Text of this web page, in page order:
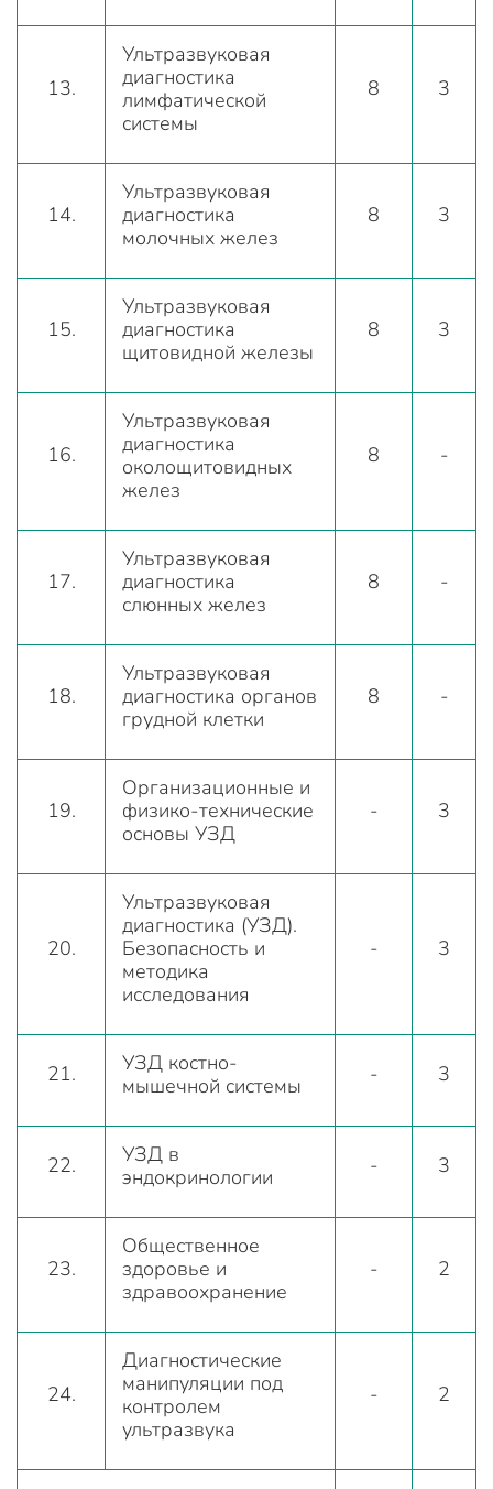
13.
Ультразвуковая
диагностика
лимфатической
системы
8 3
14.
Ультразвуковая
диагностика
молочных желез
8 3
15.
Ультразвуковая
диагностика
щитовидной железы
8 3
16.
Ультразвуковая
диагностика
околощитовидных
желез
8 -
17.
Ультразвуковая
диагностика
слюнных желез
8 -
18.
Ультразвуковая
диагностика органов
грудной клетки
8 -
19.
Организационные и
физико-технические
основы УЗД
- 3
20.
Ультразвуковая
диагностика (УЗД).
Безопасность и
методика
исследования
- 3
21.
УЗД костно-
мышечной системы
- 3
22.
УЗД в
эндокринологии
- 3
23.
Общественное
здоровье и
здравоохранение
- 2
24.
Диагностические
манипуляции под
контролем
ультразвука
- 2